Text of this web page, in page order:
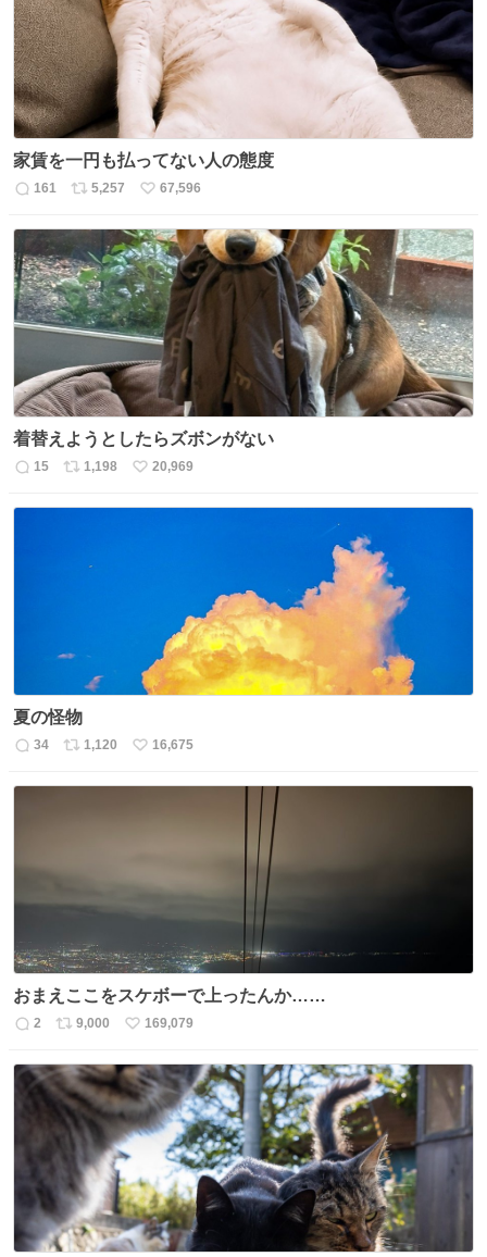
家賃を一円も払ってない人の態度
返
161
リ
ト
数
5,257
い
ね
数
67,596
着替えようとしたらズボンがない
返
15
リ
1,198
い
20,969
夏の怪物
返
34
リ
1,120
い
16,675
おまえここをスケボーで上ったんか……
返
数
2
リ
ス
ト
数
9,000
い
ね
数
169,079